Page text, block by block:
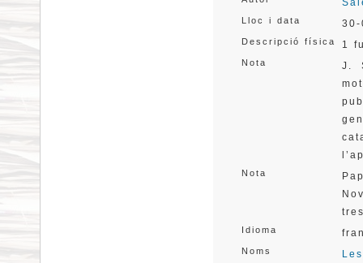
Lloc i data
Descripció física 1
Nota
J.
Nota
Idioma
Noms